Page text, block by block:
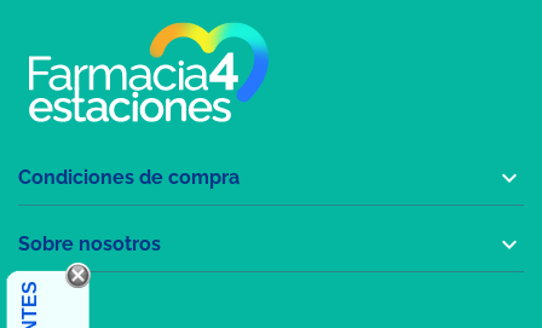
Condiciones de compra 
Sobre nosotros 